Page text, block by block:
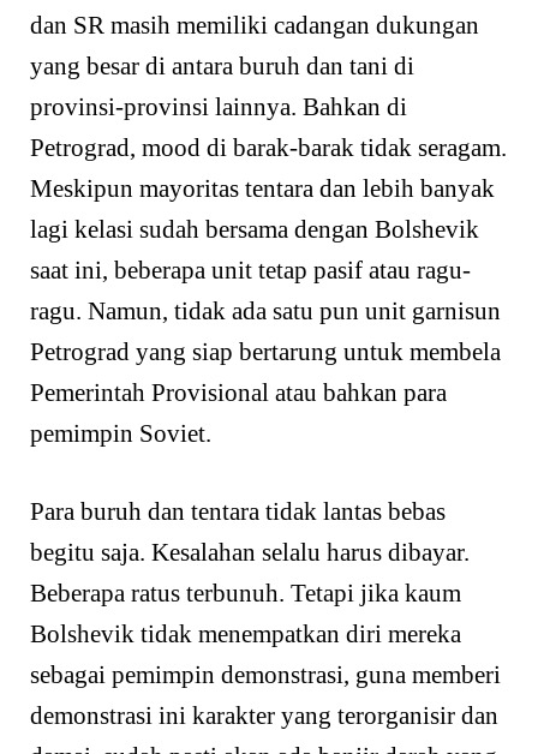
dan SR masih memiliki cadangan dukungan
yang besar di antara buruh dan tani di
provinsi-provinsi lainnya. Bahkan di
Petrograd, mood di barak-barak tidak seragam.
Meskipun mayoritas tentara dan lebih banyak
lagi kelasi sudah bersama dengan Bolshevik
saat ini, beberapa unit tetap pasif atau ragu-
ragu. Namun, tidak ada satu pun unit garnisun
Petrograd yang siap bertarung untuk membela
Pemerintah Provisional atau bahkan para
pemimpin Soviet.
Para buruh dan tentara tidak lantas bebas
begitu saja. Kesalahan selalu harus dibayar.
Beberapa ratus terbunuh. Tetapi jika kaum
Bolshevik tidak menempatkan diri mereka
sebagai pemimpin demonstrasi, guna memberi
demonstrasi ini karakter yang terorganisir dan